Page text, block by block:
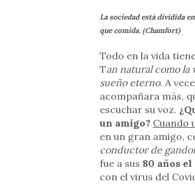
La sociedad está dividida
que comida. (Chamfort)
Todo en la vida
Tan natural como la
sueño eterno. A
acompañara más,
escuchar su voz.
un amigo? Cuando
en un gran amigo,
conductor de
fue a sus 80 años el
con el virus del